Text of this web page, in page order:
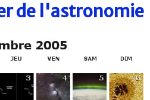
de l'astronomie